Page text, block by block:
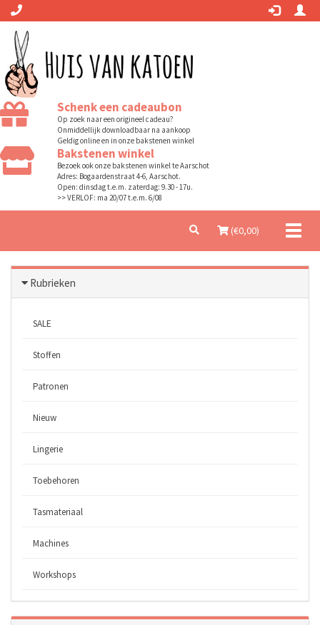
Schenk een cadeaubon
Op zoek naar een origineel cadeau?
Onmiddellijk downloadbaar na aankoop
Geldig online en in onze bakstenen winkel
Bakstenen winkel
Bezoek ook onze bakstenen winkel te Aarschot
Adres: Bogaardenstraat 4-6, Aarschot.
Open: dinsdag t.e.m. zaterdag: 9.30 - 17u.
>> VERLOF: ma 20/07 t.e.m. 6/08
(€0,00)
Rubrieken
SALE
Stoffen
Patronen
Nieuw
Lingerie
Toebehoren
Tasmateriaal
Machines
Workshops